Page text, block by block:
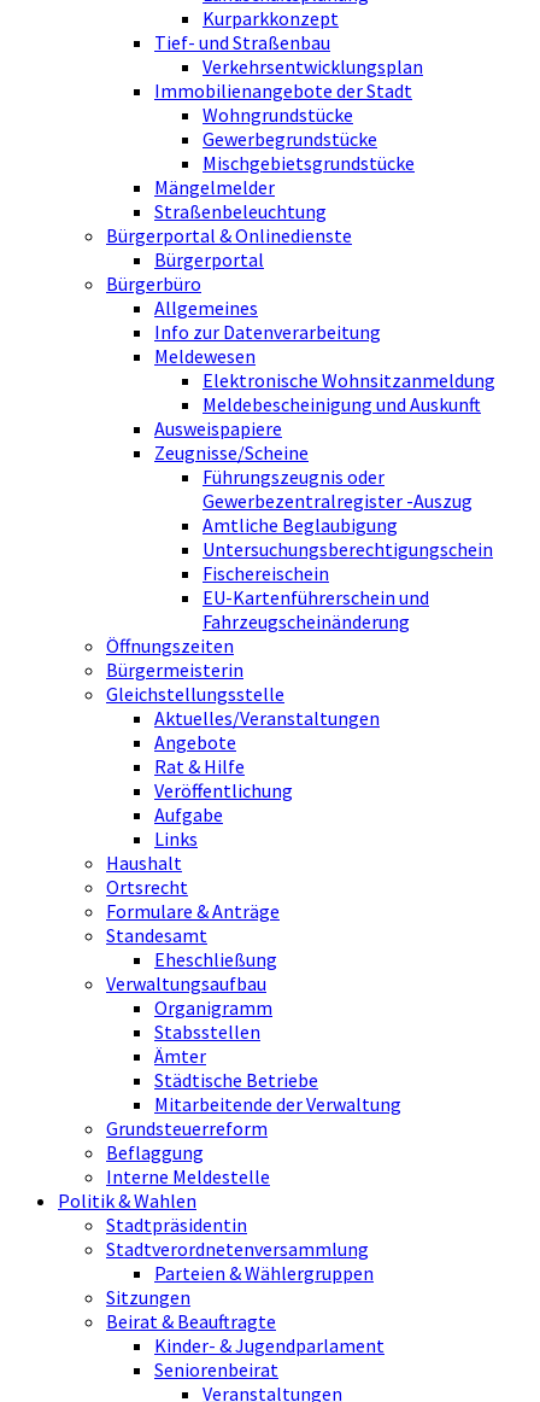
Kurparkkonzept
Tief- und Straßenbau
Verkehrsentwicklungsplan
Immobilienangebote der Stadt
Wohngrundstücke
Gewerbegrundstücke
Mischgebietsgrundstücke
Mängelmelder
Straßenbeleuchtung
Bürgerportal & Onlinedienste
Bürgerportal
Bürgerbüro
Allgemeines
Info zur Datenverarbeitung
Meldewesen
Elektronische Wohnsitzanmeldung
Meldebescheinigung und Auskunft
Ausweispapiere
Zeugnisse/Scheine
Führungszeugnis oder
Gewerbezentralregister -Auszug
Amtliche Beglaubigung
Untersuchungsberechtigungschein
Fischereischein
EU-Kartenführerschein und
Fahrzeugscheinänderung
Öffnungszeiten
Bürgermeisterin
Gleichstellungsstelle
Aktuelles/Veranstaltungen
Angebote
Rat & Hilfe
Veröffentlichung
Aufgabe
Links
Haushalt
Ortsrecht
Formulare & Anträge
Standesamt
Eheschließung
Verwaltungsaufbau
Organigramm
Stabsstellen
Ämter
Städtische Betriebe
Mitarbeitende der Verwaltung
Grundsteuerreform
Beflaggung
Interne Meldestelle
Politik & Wahlen
Stadtpräsidentin
Stadtverordnetenversammlung
Parteien & Wählergruppen
Sitzungen
Beirat & Beauftragte
Kinder- & Jugendparlament
Seniorenbeirat
Veranstaltungen